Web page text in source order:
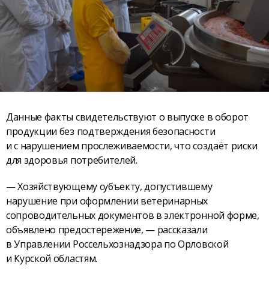
Данные факты свидетельствуют о выпуске в оборот
продукции без подтверждения безопасности
и с нарушением прослеживаемости, что создаёт риски
для здоровья потребителей.
— Хозяйствующему субъекту, допустившему
нарушение при оформлении ветеринарных
сопроводительных документов в электронной форме,
объявлено предостережение, — рассказали
в Управлении Россельхознадзора по Орловской
и Курской областям.